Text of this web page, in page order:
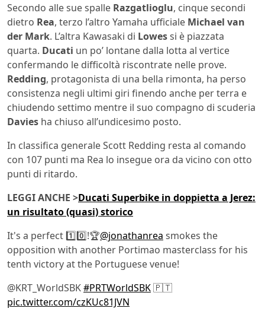
Secondo alle sue spalle Razgatlioglu, cinque secondi
dietro Rea, terzo l’altro Yamaha ufficiale Michael van
der Mark. L’altra Kawasaki di Lowessi è piazzata
quarta. Ducati un po’ lontane dalla lotta al vertice
confermando le difficoltà riscontrate nelle prove.
Redding, protagonista di una bella rimonta, ha perso
consistenza negli ultimi giri finendo anche per terra e
chiudendo settimo mentre il suo compagno di scuderia
Davies ha chiuso all’undicesimo posto.
In classifica generale Scott Redding resta al comando
con 107 punti ma Rea lo insegue ora da vicino con otto
punti di ritardo.
LEGGI ANCHE >Ducati Superbike in doppietta a Jerez:
un risultato (quasi) storico
It's a perfect 1️⃣0️⃣!🏆@jonathanrea smokes the
opposition with another Portimao masterclass for his
tenth victory at the Portuguese venue!
@KRT_WorldSBK#PRTWorldSBK🇵🇹
pic.twitter.com/czKUc81JVN